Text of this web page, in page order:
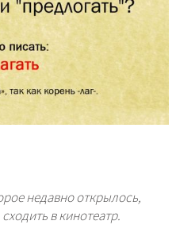
недавно открылось,
сходить в кинотеатр.